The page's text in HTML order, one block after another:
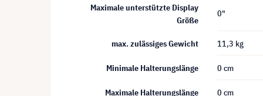
Maximale unterstützte Display
Größe
0"
max. zulässiges Gewicht 11,3 kg
Minimale Halterungslänge 0 cm
Maximale Halterungslänge 0 cm